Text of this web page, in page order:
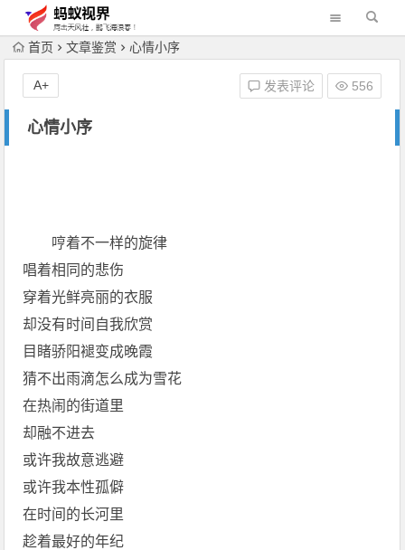
首页 文章鉴赏 心情小序
心情小序
发表评论 556
A+
哼着不一样的旋律
唱着相同的悲伤
穿着光鲜亮丽的衣服
却没有时间自我欣赏
目睹骄阳褪变成晚霞
猜不出雨滴怎么成为雪花
在热闹的街道里
却融不进去
或许我故意逃避
或许我本性孤僻
在时间的长河里
趁着最好的年纪